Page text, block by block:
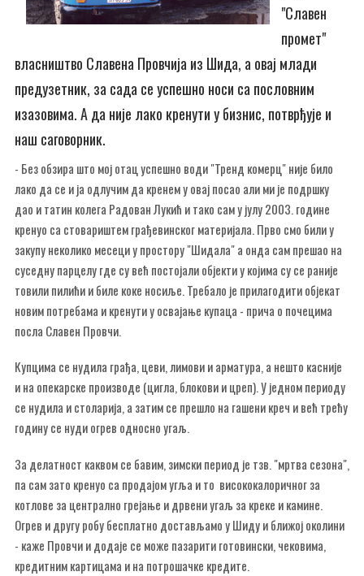
"Славен
промет"
власништво Славена Провчија из Шида, а овај млади
предузетник, за сада се успешно носи са пословним
изазовима. А да није лако кренути у бизнис, потврђује и
наш саговорник.
- Без обзира што мој отац успешно води "Тренд комерц" није било
лако да се и ја одлучим да кренем у овај посао али ми је подршку
дао и татин колега Радован Лукић и тако сам у јулу 2003. године
кренуо са стовариштем грађевинског материјала. Прво смо били у
закупу неколико месеци у простору "Шидала" а онда сам прешао на
суседну парцелу где су већ постојали објекти у којима су се раније
товили пилићи и биле коке носиље. Требало је прилагодити објекат
новим потребама и кренути у освајање купаца - прича о почецима
посла Славен Провчи.
Купцима се нудила грађа, цеви, лимови и арматура, а нешто касније
и на опекарске производе (цигла, блокови и цреп). У једном периоду
се нудила и столарија, а затим се прешло на гашени креч и већ трећу
годину се нуди огрев односно угаљ.
За делатност каквом се бавим, зимски период је тзв. "мртва сезона",
па сам зато кренуо са продајом угља и то висококалоричног за
котлове за централно грејање и дрвени угаљ за креке и камине.
Огрев и другу робу бесплатно достављамо у Шиду и ближој околини
- каже Провчи и додаје се може пазарити готовински, чековима,
кредитним картицама и на потрошачке кредите.